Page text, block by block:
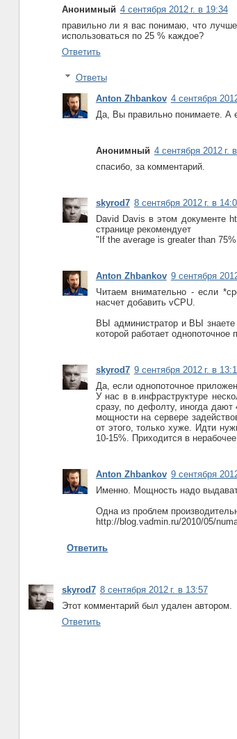
Анонимный 4 сентября 2012 г. в 19:34
правильно ли я вас понимаю, что
использоваться по 25 % каждое?
Ответить
Ответы
Anton Zhbankov 4 сентября
Да, Вы правильно понимаете. А
Анонимный 4 сентября 2012 г.
спасибо, за комментарий.
skyrod7 8 сентября 2012 г. в
David Davis в этом документе
странице рекомендует
"If the average is greater than
Anton Zhbankov 9 сентября
Читаем внимательно - если
насчет добавить vCPU.
ВЫ администратор и ВЫ знаете
которой работает
skyrod7 9 сентября 2012 г. в
Да, если однопоточное
У нас в в.инфраструктуре
сразу, по дефолту, иногда
мощности на сервере
от этого, только хуже. Идти
10-15%. Приходится в
Anton Zhbankov 9 сентября
Именно. Мощность надо
Одна из проблем
http://blog.vadmin.ru/2010/05/
Ответить
skyrod7 8 сентября 2012 г. в 13:57
Этот комментарий был удален автором.
Ответить